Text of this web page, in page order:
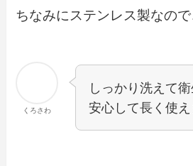
ちなみにステンレス製なので
くろさわ
しっかり洗えて衛
安心して長く使え